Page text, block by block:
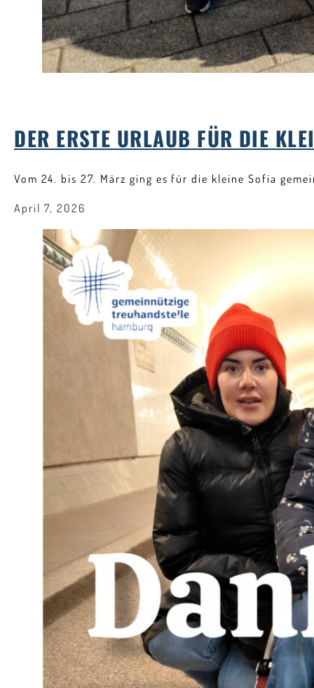
DER ERSTE URLAUB FÜR DIE
Vom 24. bis 27. März ging es für die kleine Sofia
April 7, 2026